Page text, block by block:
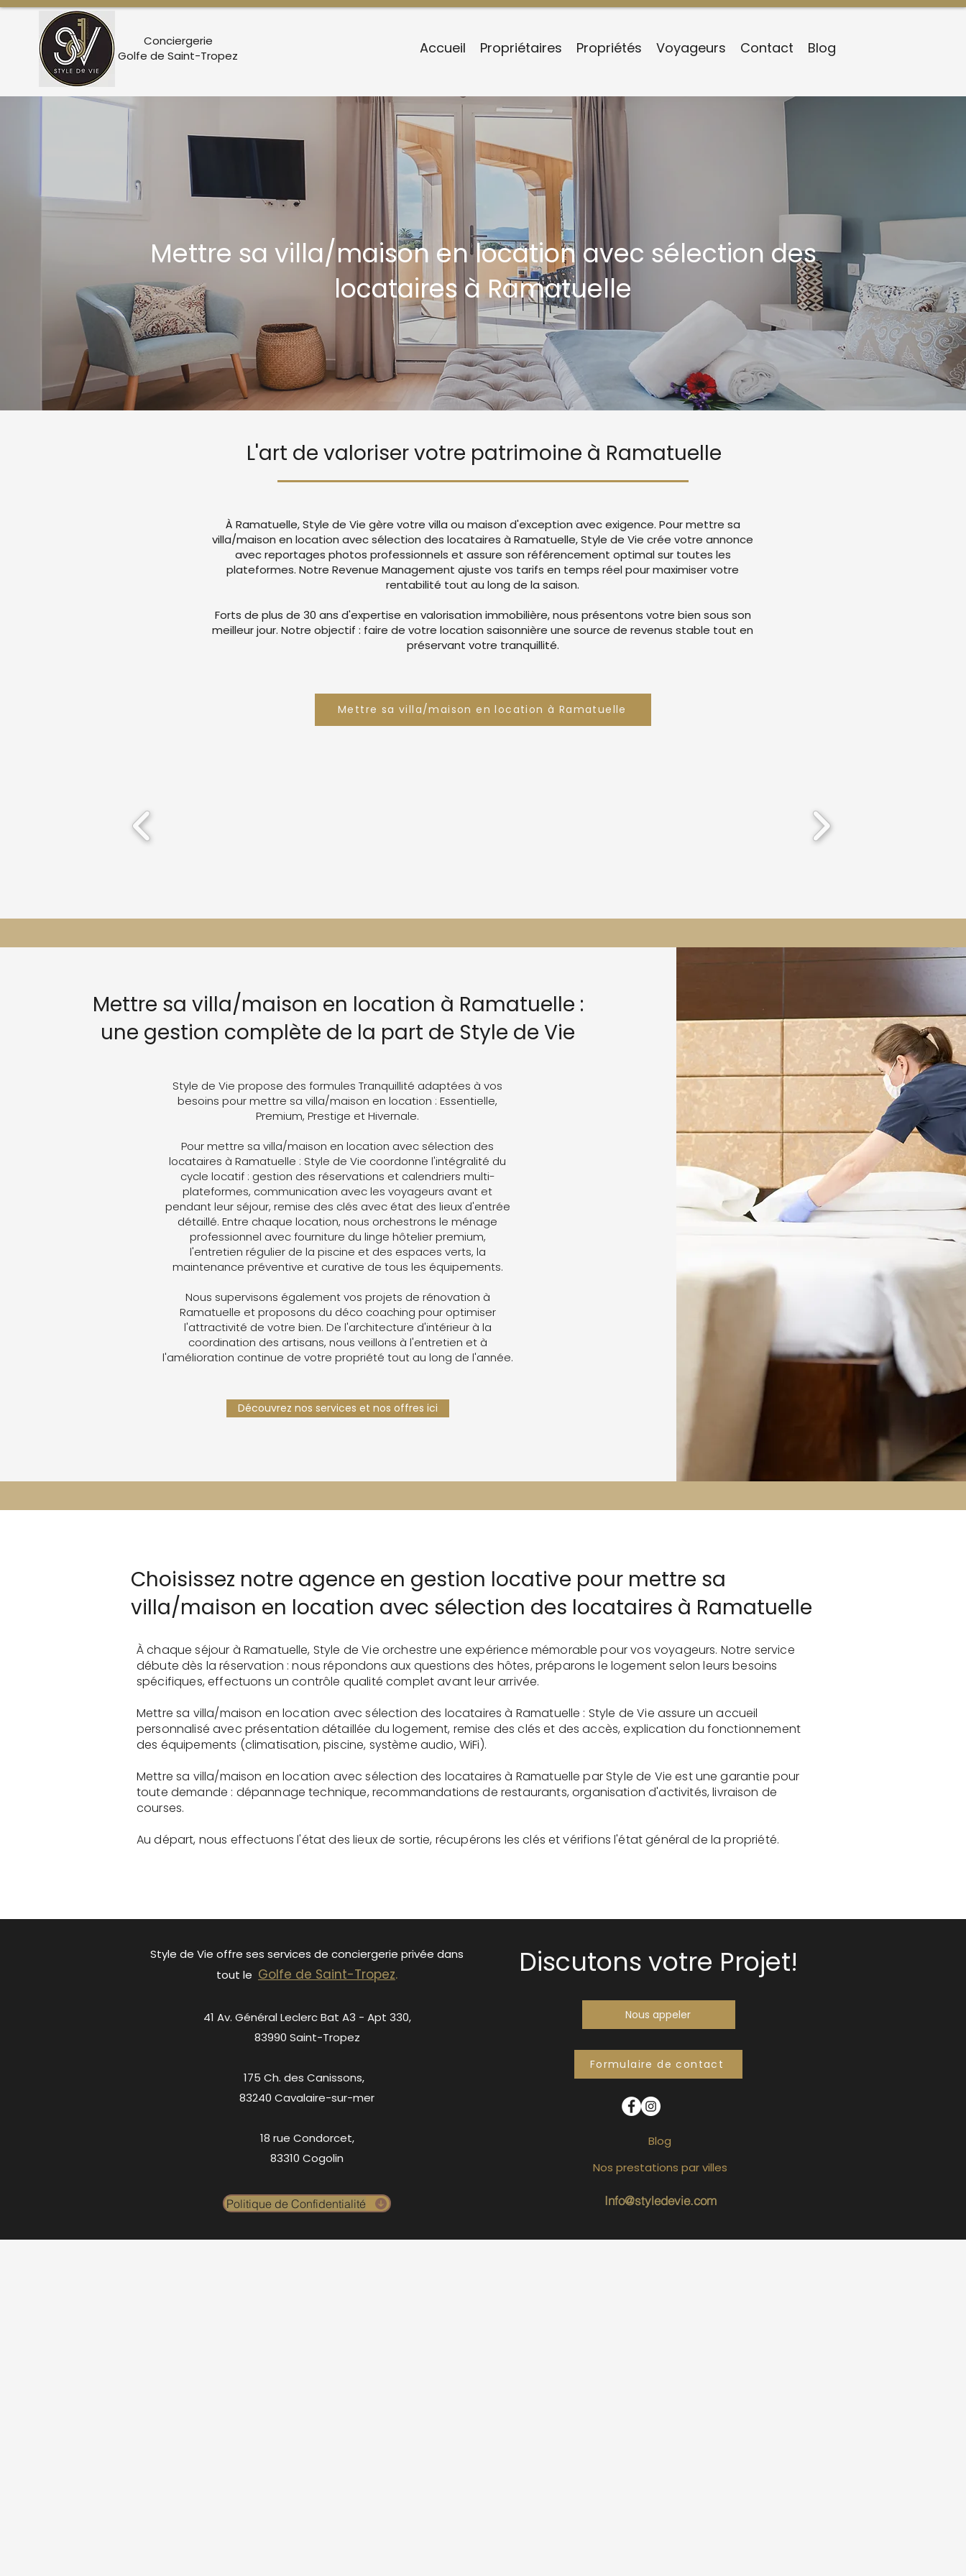
Conciergerie
Golfe de Saint-Tropez
Accueil Propriétaires Propriétés Voyageurs Contact Blog
Mettre sa villa/maison en location avec sélection des
locataires à Ramatuelle
L'art de valoriser votre patrimoine à Ramatuelle
À Ramatuelle, Style de Vie gère votre villa ou maison d'exception avec exigence. Pour mettre sa
villa/maison en location avec sélection des locataires à Ramatuelle, Style de Vie crée votre annonce
avec reportages photos professionnels et assure son référencement optimal sur toutes les
plateformes. Notre Revenue Management ajuste vos tarifs en temps réel pour maximiser votre
rentabilité tout au long de la saison.
Forts de plus de 30 ans d'expertise en valorisation immobilière, nous présentons votre bien sous son
meilleur jour. Notre objectif : faire de votre location saisonnière une source de revenus stable tout en
préservant votre tranquillité.
Mettre sa villa/maison en location à Ramatuelle
Mettre sa villa/maison en location à Ramatuelle :
une gestion complète de la part de Style de Vie
Style de Vie propose des formules Tranquillité adaptées à vos
besoins pour mettre sa villa/maison en location : Essentielle,
Premium, Prestige et Hivernale.
Pour mettre sa villa/maison en location avec sélection des
locataires à Ramatuelle : Style de Vie coordonne l'intégralité du
cycle locatif : gestion des réservations et calendriers multi-
plateformes, communication avec les voyageurs avant et
pendant leur séjour, remise des clés avec état des lieux d'entrée
détaillé. Entre chaque location, nous orchestrons le ménage
professionnel avec fourniture du linge hôtelier premium,
l'entretien régulier de la piscine et des espaces verts, la
maintenance préventive et curative de tous les équipements.
Nous supervisons également vos projets de rénovation à
Ramatuelle et proposons du déco coaching pour optimiser
l'attractivité de votre bien. De l'architecture d'intérieur à la
coordination des artisans, nous veillons à l'entretien et à
l'amélioration continue de votre propriété tout au long de l'année.
Découvrez nos services et nos offres ici
Choisissez notre agence en gestion locative pour mettre sa
villa/maison en location avec sélection des locataires à Ramatuelle
À chaque séjour à Ramatuelle, Style de Vie orchestre une expérience mémorable pour vos voyageurs. Notre service
débute dès la réservation : nous répondons aux questions des hôtes, préparons le logement selon leurs besoins
spécifiques, effectuons un contrôle qualité complet avant leur arrivée.
Mettre sa villa/maison en location avec sélection des locataires à Ramatuelle : Style de Vie assure un accueil
personnalisé avec présentation détaillée du logement, remise des clés et des accès, explication du fonctionnement
des équipements (climatisation, piscine, système audio, WiFi).
Mettre sa villa/maison en location avec sélection des locataires à Ramatuelle par Style de Vie est une garantie pour
toute demande : dépannage technique, recommandations de restaurants, organisation d'activités, livraison de
courses.
Au départ, nous effectuons l'état des lieux de sortie, récupérons les clés et vérifions l'état général de la propriété.
Style de Vie offre ses services de conciergerie privée dans
tout le Golfe de Saint-Tropez.
41 Av. Général Leclerc Bat A3 - Apt 330,
83990 Saint-Tropez
175 Ch. des Canissons,
83240 Cavalaire-sur-mer
18 rue Condorcet,
83310 Cogolin
Politique de Confidentialité
Discutons votre Projet!
Nous appeler
Formulaire de contact
Blog
Info@styledevie.com
Nos prestations par villes